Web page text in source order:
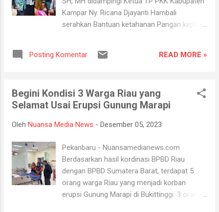
Bangkinang akan diarahkan melewati Jalan
Provinsi Bangkinang - Payakumbuh.
Kemudian dapat melewati jalan kembali dari
- 3 Januari 2024 kebijakan satu arah kembali
Kampar Ny. Ricana Djayanti Hambali
serahkan Bantuan ketahanan Pangan kepada
Kabupaten Kampar yang dilaksanakan di
Dandim 0313/KPR Letkol Inf Setiawan Hadi
Nugroho, SH, M.IP, wakil ketua DPRD Kampar
Hamid, Kadis PMD Lukmansyah Badoe, Kadis
S.Sos, serta Kepala Desa Teratak dan tokoh
masyarakat. Hambali dalam sambutannya
mengucapkan, sangat mengapresiasi kepala
Posting Komentar READ MORE »
Begini Kondisi 3 Warga Riau yang
Selamat Usai Erupsi Gunung Marapi
Oleh Nuansa Media News - Desember 05, 2023
Pekanbaru - Nuansamedianews.com
Berdasarkan hasil kordinasi BPBD Riau
dengan BPBD Sumatera Barat, terdapat 5
orang warga Riau yang menjadi korban
erupsi Gunung Marapi di Bukittinggi. 3 orang